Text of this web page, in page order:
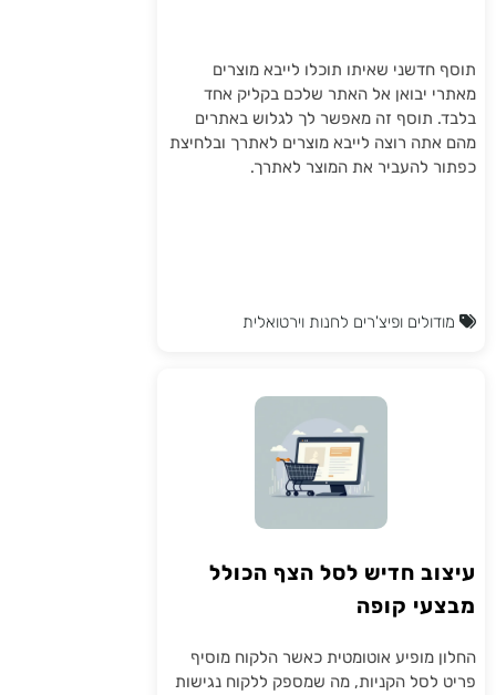
תוסף חדשני שאיתו תוכלו לייבא מוצרים
מאתרי יבואן אל האתר שלכם בקליק אחד
בלבד. תוסף זה מאפשר לך לגלוש באתרים
מהם אתה רוצה לייבא מוצרים לאתרך ובלחיצת
כפתור להעביר את המוצר לאתרך.
מודולים ופיצ'רים לחנות וירטואלית
עיצוב חדיש לסל הצף הכולל
מבצעי קופה
החלון מופיע אוטומטית כאשר הלקוח מוסיף
פריט לסל הקניות, מה שמספק ללקוח נגישות